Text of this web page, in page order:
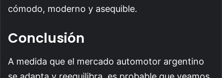
cómodo, moderno y asequible.
Conclusión
A medida que el mercado automotor argentino